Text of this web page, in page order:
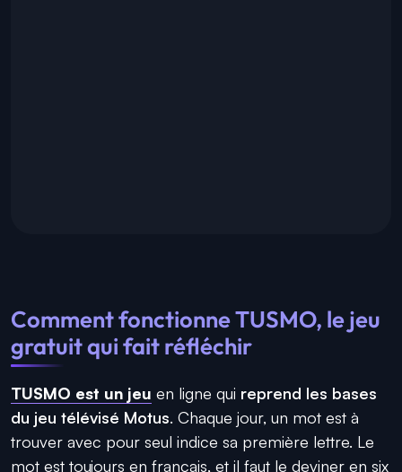
Comment fonctionne TUSMO, le jeu
gratuit qui fait réfléchir
TUSMO est un jeu en ligne qui reprend les bases
du jeu télévisé Motus. Chaque jour, un mot est à
trouver avec pour seul indice sa première lettre. Le
mot est toujours en français, et il faut le deviner en six